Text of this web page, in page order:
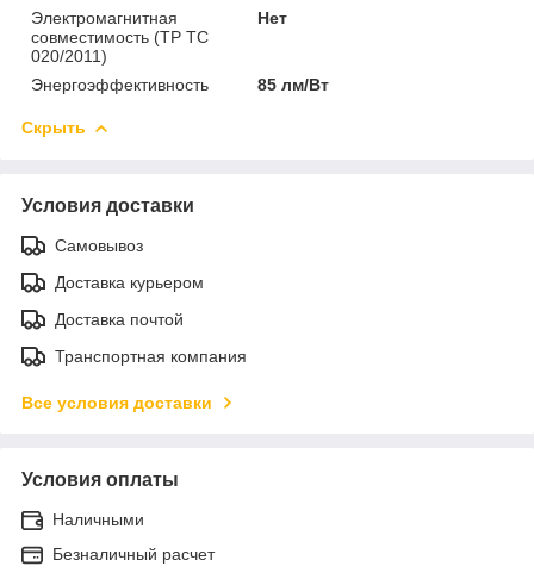
Электромагнитная
совместимость (ТР ТС
020/2011)
Нет
Энергоэффективность 85 лм/Вт
Скрыть
Условия доставки
Самовывоз
Доставка курьером
Доставка почтой
Транспортная компания
Все условия доставки
Условия оплаты
Наличными
Безналичный расчет